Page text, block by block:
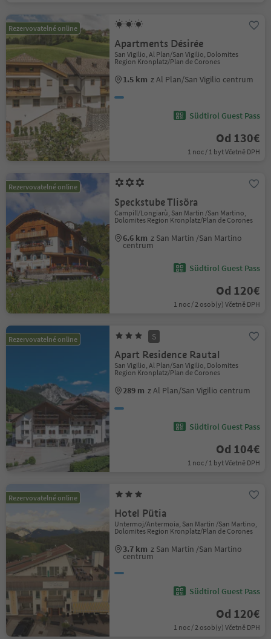
Rezervovatelné online
Apartments Désirée
San Vigilio, Al Plan/San Vigilio, Dolomites
Region Kronplatz/Plan de Corones
1.5 km z Al Plan/San Vigilio centrum
Südtirol Guest Pass
Od 130€
1 noc / 1 byt Včetně DPH
Rezervovatelné online
Speckstube Tlisöra
Campill/Longiarù, San Martin /San Martino,
Dolomites Region Kronplatz/Plan de Corones
6.6 km z San Martin /San Martino
centrum
Südtirol Guest Pass
Od 120€
1 noc / 2 osob(y) Včetně DPH
Rezervovatelné online S
Apart Residence Rautal
San Vigilio, Al Plan/San Vigilio, Dolomites
Region Kronplatz/Plan de Corones
289 m z Al Plan/San Vigilio centrum
Südtirol Guest Pass
Od 104€
1 noc / 1 byt Včetně DPH
Rezervovatelné online
Hotel Pütia
Untermoj/Antermoia, San Martin /San Martino,
Dolomites Region Kronplatz/Plan de Corones
3.7 km z San Martin /San Martino
centrum
Südtirol Guest Pass
Od 120€
1 noc / 2 osob(y) Včetně DPH